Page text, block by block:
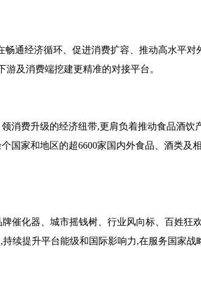
通经济循环、促进消费扩容、推动高水平对
及消费端挖建更精准的对接平台。
消费升级的经济纽带,更肩负着推动食品酒饮
国家和地区的超6600家国内外食品、酒类及
催化器、城市摇钱树、行业风向标、百姓狂
续提升平台能级和国际影响力,在服务国家